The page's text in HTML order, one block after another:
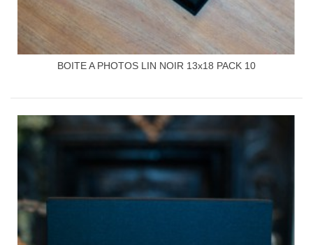
BOITE A PHOTOS LIN NOIR 13x18 PACK 10